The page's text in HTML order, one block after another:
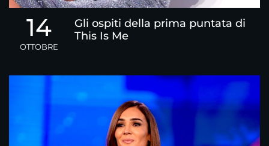
14
OTTOBRE
Gli ospiti della prima puntata di
This Is Me